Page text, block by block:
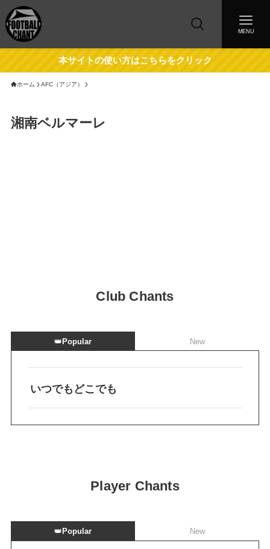
MENU
本サイトの使い方はこちらをクリック
ホーム AFC（アジア）
湘南ベルマーレ
Club Chants
👑Popular New
いつでもどこでも
Player Chants
👑 Popular New